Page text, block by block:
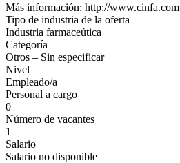
Más información: http://www.cinfa.com
Tipo de industria de la oferta
Industria farmaceútica
Categoría
Otros – Sin especificar
Nivel
Empleado/a
Personal a cargo
0
Número de vacantes
1
Salario
Salario no disponible